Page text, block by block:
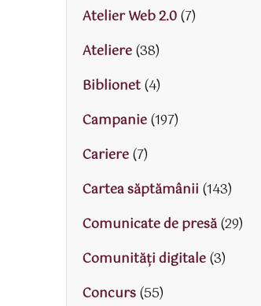
Atelier Web 2.0(7)
Ateliere(38)
Biblionet(4)
Campanie(197)
Cariere(7)
Cartea săptămânii (143)
Comunicate de presă(29)
Comunități digitale(3)
Concurs(55)